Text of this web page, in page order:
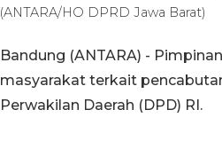
(ANTARA/HO DPRD Jawa Barat)
Bandung (ANTARA) -
masyarakat terkait
Perwakilan Daerah (DPD) RI.